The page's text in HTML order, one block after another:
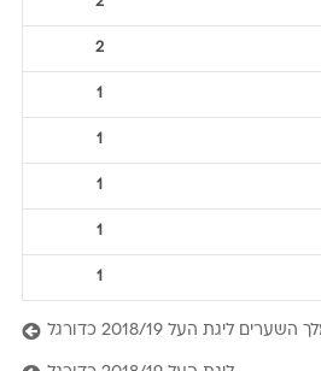
2
1
1
1
1
1
השערים ליגת העל 2018/19 כדורגל